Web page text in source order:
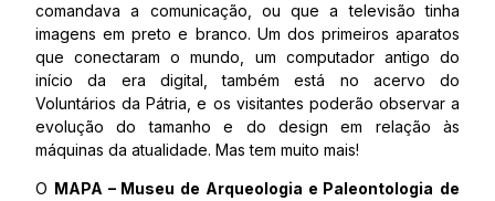
comandava a comunicação, ou que a televisão tinha
imagens em preto e branco. Um dos primeiros aparatos
que conectaram o mundo, um computador antigo do
início da era digital, também está no acervo do
Voluntários da Pátria, e os visitantes poderão observar a
evolução do tamanho e do design em relação às
máquinas da atualidade. Mas tem muito mais!
O MAPA – Museu de Arqueologia e Paleontologia de